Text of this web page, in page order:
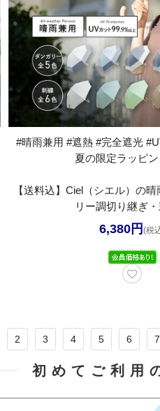
#晴雨兼用 #遮熱 #完全遮光
夏の限定ラッピ
【送料込】Ciel（シエル）の
リー調切り継ぎ・
6,380円 (税
2 3 4 5 6 7
初めてご利用